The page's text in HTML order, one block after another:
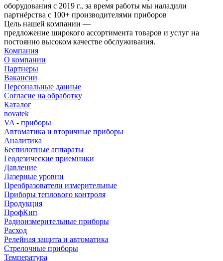
оборудования с 2019 г., за время работы мы наладили
партнёрства с 100+ производителями приборов
Цель нашей компании —
предложение широкого ассортимента товаров и услуг на
постоянно высоком качестве обслуживания.
Компания
О компании
Партнеры
Вакансии
Персональные данные
Согласие на обработку
Каталог
novatek
VA - приборы
Автоматика и вторичные приборы
Аналитика
Беспилотные аппараты
Геодезические приемники
Давление
Лазерные уровни
Преобразователи измерительные
Приборы теплового контроля
Продукция
ПрофКип
Радиоизмерительные приборы
Расход
Релейная защита и автоматика
Стрелочные приборы
Температура